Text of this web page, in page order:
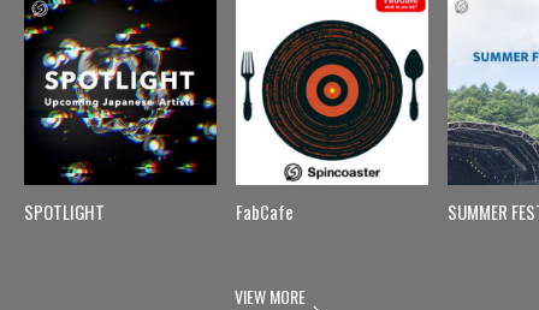
SPOTLIGHT FabCafe SUMMER
VIEW MORE